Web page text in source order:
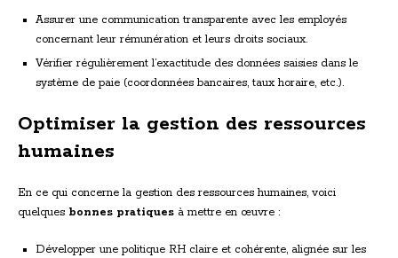
Assurer une communication transparente avec les employés
concernant leur rémunération et leurs droits sociaux.
Vérifier régulièrement l’exactitude des données saisies dans le
système de paie (coordonnées bancaires, taux horaire, etc.).
Optimiser la gestion des ressources
humaines
En ce qui concerne la gestion des ressources humaines, voici
quelques bonnes pratiques à mettre en œuvre :
Développer une politique RH claire et cohérente, alignée sur les